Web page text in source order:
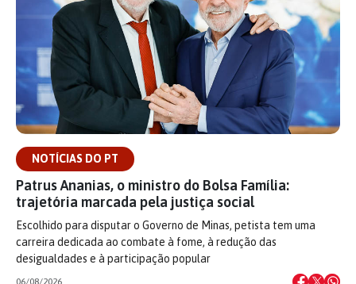
NOTÍCIAS DO PT
Patrus Ananias, o ministro do Bolsa Família:
trajetória marcada pela justiça social
Escolhido para disputar o Governo de Minas, petista tem uma
carreira dedicada ao combate à fome, à redução das
desigualdades e à participação popular
06/08/2026